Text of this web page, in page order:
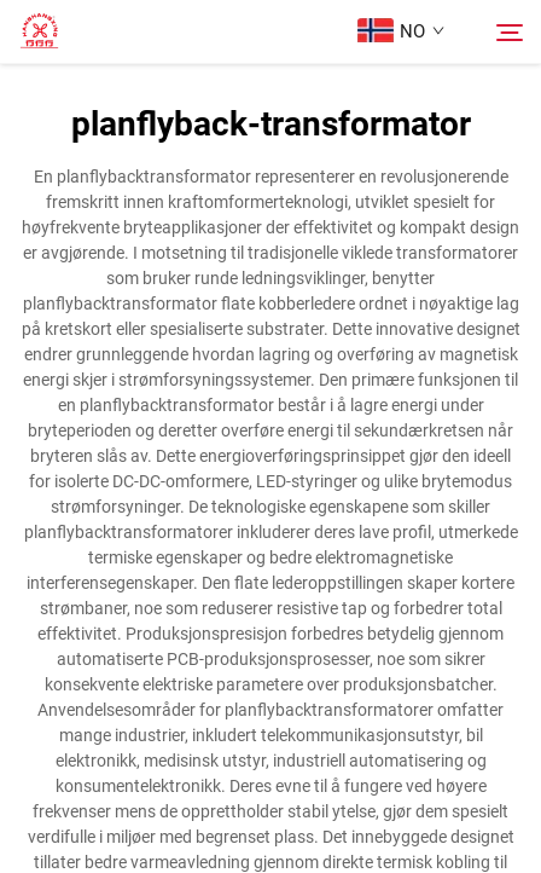
NO
Produkter
Om oss
Tilfeller
Kontakt Oss
Søk
planflyback-transformator
En planflybacktransformator representerer en revolusjonerende
fremskritt innen kraftomformerteknologi, utviklet spesielt for
høyfrekvente bryteapplikasjoner der effektivitet og kompakt design
er avgjørende. I motsetning til tradisjonelle viklede transformatorer
som bruker runde ledningsviklinger, benytter
planflybacktransformator flate kobberledere ordnet i nøyaktige lag
på kretskort eller spesialiserte substrater. Dette innovative designet
endrer grunnleggende hvordan lagring og overføring av magnetisk
energi skjer i strømforsyningssystemer. Den primære funksjonen til
en planflybacktransformator består i å lagre energi under
bryteperioden og deretter overføre energi til sekundærkretsen når
bryteren slås av. Dette energioverføringsprinsippet gjør den ideell
for isolerte DC-DC-omformere, LED-styringer og ulike brytemodus
strømforsyninger. De teknologiske egenskapene som skiller
planflybacktransformatorer inkluderer deres lave profil, utmerkede
termiske egenskaper og bedre elektromagnetiske
interferensegenskaper. Den flate lederoppstillingen skaper kortere
strømbaner, noe som reduserer resistive tap og forbedrer total
effektivitet. Produksjonspresisjon forbedres betydelig gjennom
automatiserte PCB-produksjonsprosesser, noe som sikrer
konsekvente elektriske parametere over produksjonsbatcher.
Anvendelsesområder for planflybacktransformatorer omfatter
mange industrier, inkludert telekommunikasjonsutstyr, bil
elektronikk, medisinsk utstyr, industriell automatisering og
konsumentelektronikk. Deres evne til å fungere ved høyere
frekvenser mens de opprettholder stabil ytelse, gjør dem spesielt
verdifulle i miljøer med begrenset plass. Det innebyggede designet
tillater bedre varmeavledning gjennom direkte termisk kobling til